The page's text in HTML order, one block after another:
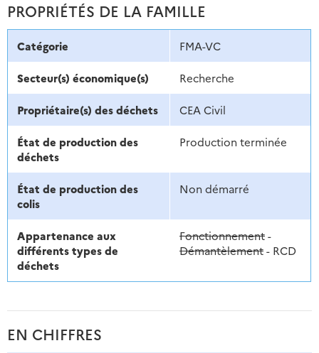
PROPRIÉTÉS DE LA FAMILLE
Catégorie FMA-VC
Secteur(s) économique(s) Recherche
Propriétaire(s) des déchets CEA Civil
État de production des
déchets
Production terminée
État de production des
colis
Non démarré
Appartenance aux
différents types de
déchets
Fonctionnement-
Démantèlement- RCD
EN CHIFFRES